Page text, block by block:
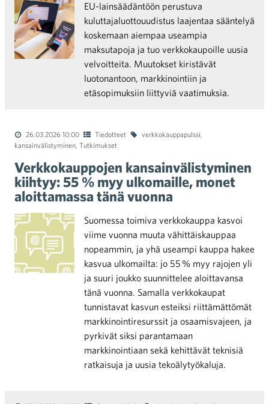
EU-lainsäädäntöön perustuva
kuluttajaluottouudistus laajentaa sääntelyä
koskemaan aiempaa useampia
maksutapoja ja tuo verkkokaupoille uusia
velvoitteita. Muutokset kiristävät
luotonantoon, markkinointiin ja
etäsopimuksiin liittyviä vaatimuksia.
26.03.2026 10:00 Tiedotteet verkkokauppapulssi,
kansainvälistyminen, Tutkimukset
Verkkokauppojen kansainvälistyminen
kiihtyy: 55 % myy ulkomaille, monet
aloittamassa tänä vuonna
Suomessa toimiva verkkokauppa kasvoi
viime vuonna muuta vähittäiskauppaa
nopeammin, ja yhä useampi kauppa hakee
kasvua ulkomailta: jo 55 % myy rajojen yli
ja suuri joukko suunnittelee aloittavansa
tänä vuonna. Samalla verkkokaupat
tunnistavat kasvun esteiksi riittämättömät
markkinointiresurssit ja osaamisvajeen, ja
pyrkivät siksi parantamaan
markkinointiaan sekä kehittävät teknisiä
ratkaisuja ja uusia tekoälytyökaluja.